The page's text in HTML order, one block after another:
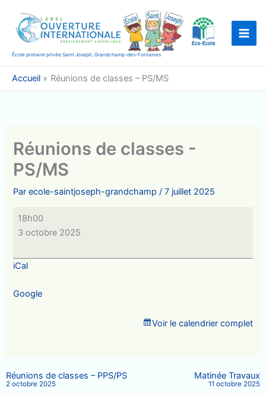
contenu
École primaire privée Saint Joseph, Grandchamp-des-Fontaines
Accueil Réunions de classes – PS/MS
Réunions de classes -
PS/MS
Parecole-saintjoseph-grandchamp/7 juillet 2025
Réunions
de
-
PS/MS
18h00
3 octobre 2025
iCal
Google
Voir le calendrier complet
Réunions de classes – PPS/PS
2 octobre 2025
Matinée Travaux
11 octobre 2025